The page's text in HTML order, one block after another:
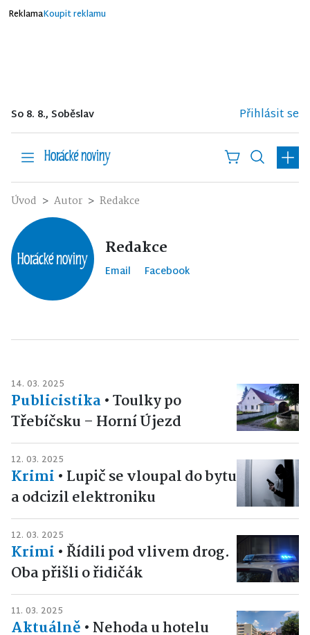
ReklamaKoupit reklamu
So 8. 8., Soběslav Přihlásit se
Úvod Autor Redakce
Redakce
Email Facebook
14. 03. 2025
Publicistika•Toulky po
Třebíčsku – Horní Újezd
12. 03. 2025
Krimi • Lupič se vloupal do bytu
a odcizil elektroniku
12. 03. 2025
Krimi •Řídili pod vlivem drog.
Oba přišli o řidičák
11. 03. 2025
Aktuálně • Nehoda u hotelu